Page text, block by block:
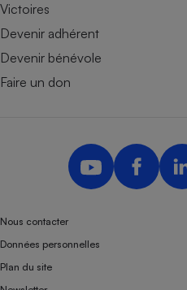
Victoires
Devenir adhérent
Devenir bénévole
Faire un don
Nous contacter
Données personnelles
Plan du site